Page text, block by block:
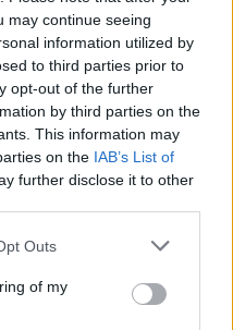
may continue seeing
information utilized by
to third parties prior to
opt-out of the further
by third parties on the
This information may
on the IAB’s List of
further disclose it to other
Outs
of my
11:42
μας νύχτα» – Μια
08:30